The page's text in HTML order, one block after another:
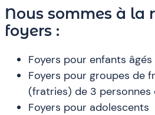
Nous sommes à la
foyers :
Foyers pour enfants
Foyers pour groupes de
(fratries) de 3 personnes
Foyers pour adolescents